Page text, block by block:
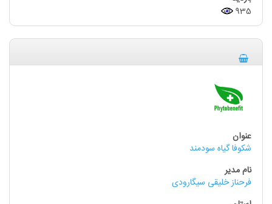
935
شکوفا گیاه سودمند
فرحناز خلیقی سیگارودی